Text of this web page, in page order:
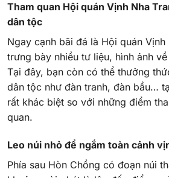
Tham quan Hội quán Vịnh Nha
dân tộc
Ngay cạnh bãi đá là Hội quán Vịnh
trưng bày nhiều tư liệu, hình ảnh
Tại đây, bạn còn có thể thưởng
dân tộc như đàn tranh, đàn bầu…
rất khác biệt so với những điểm
quan.
Leo núi nhỏ để ngắm toàn cảnh
Phía sau Hòn Chồng có đoạn núi